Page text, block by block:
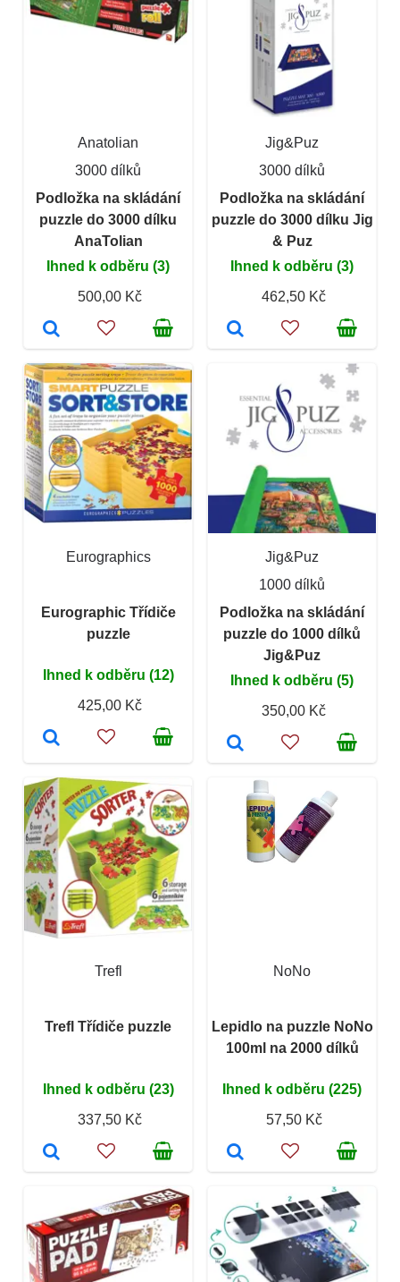
Anatolian
3000 dílků
Podložka na skládání
puzzle do 3000 dílku
AnaTolian
Ihned k odběru (3)
500,00 Kč
Jig&Puz
3000 dílků
Podložka na skládání
puzzle do 3000 dílku Jig
& Puz
Ihned k odběru (3)
462,50 Kč
Eurographics
Eurographic Třídiče
puzzle
Ihned k odběru (12)
425,00 Kč
Jig&Puz
1000 dílků
Podložka na skládání
puzzle do 1000 dílků
Jig&Puz
Ihned k odběru (5)
350,00 Kč
Trefl
Trefl Třídiče puzzle
Ihned k odběru (23)
337,50 Kč
NoNo
Lepidlo na puzzle NoNo
100ml na 2000 dílků
Ihned k odběru (225)
57,50 Kč